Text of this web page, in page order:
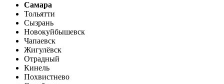
Самара
Тольятти
Сызрань
Новокуйбышевск
Чапаевск
Жигулёвск
Отрадный
Кинель
Похвистнево